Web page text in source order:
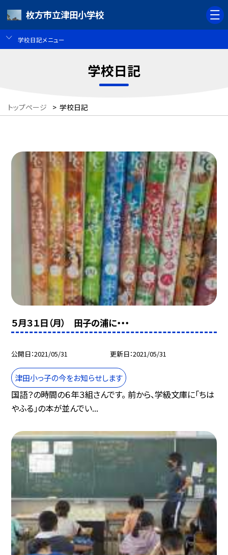
枚方市立津田小学校
学校日記メニュー
学校日記
トップページ > 学校日記
５月３１日（月） 田子の浦に・・・
公開日 2021/05/31 更新日 2021/05/31
津田小っ子の今をお知らせします
国語？の時間の６年３組さんです。 前から、学級文庫に「ちは
やふる」の本が並んでい...